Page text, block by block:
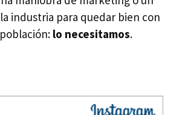
industria para quedar bien con
lo necesitamos.